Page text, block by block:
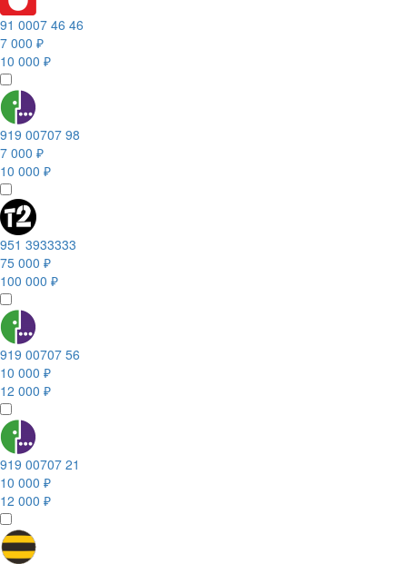
91 0007 46 46
7 000 ₽
10 000 ₽
919 00707 98
7 000 ₽
10 000 ₽
951 3933333
75 000 ₽
100 000 ₽
919 00707 56
10 000 ₽
12 000 ₽
919 00707 21
10 000 ₽
12 000 ₽